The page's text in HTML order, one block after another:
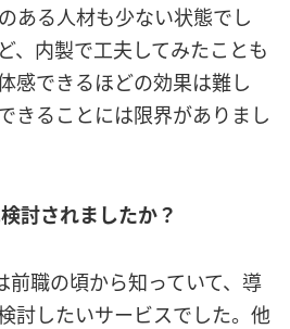
ある人材も少ない状態でし
、内製で工夫してみたことも
感できるほどの効果は難し
きることには限界がありまし
討されましたか？
職の頃から知っていて、導
討したいサービスでした。他